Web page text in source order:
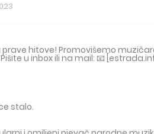
hitove! Promovišemo
u inbox ili na mail: 📧
stalo.